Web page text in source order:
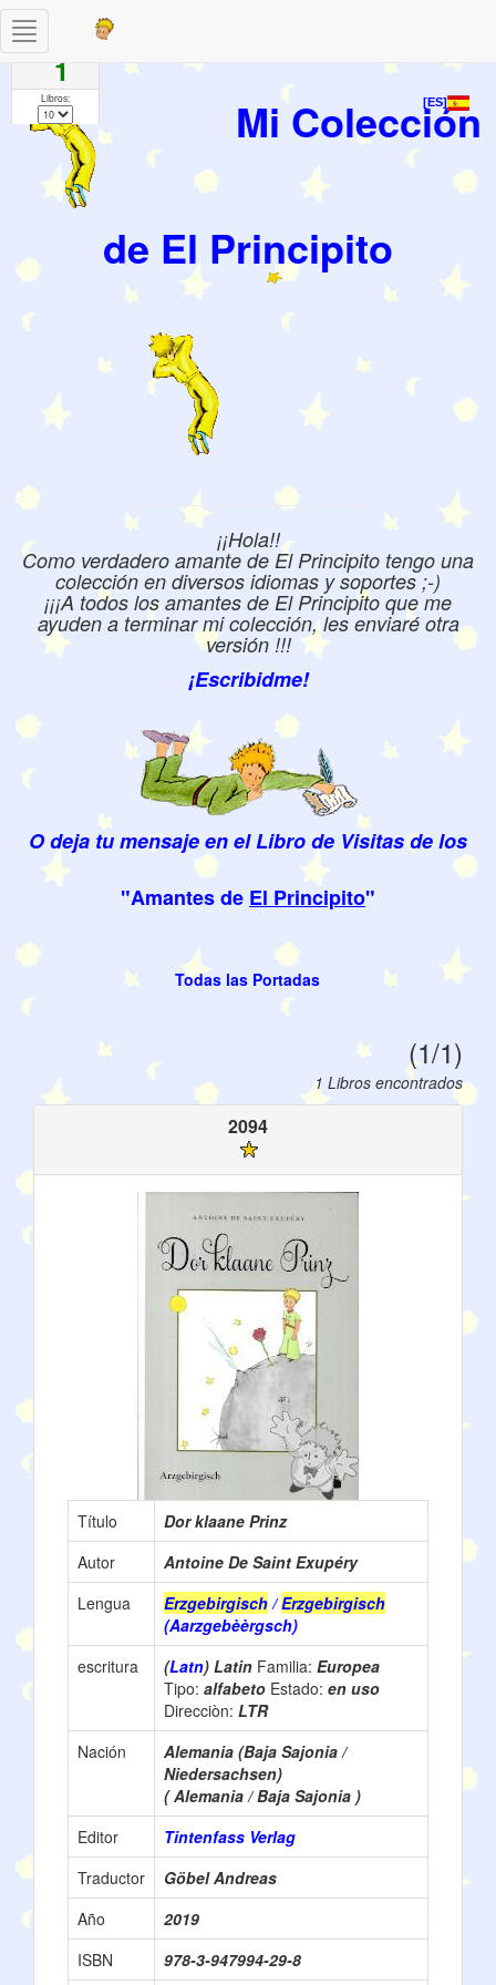
[ES]
Mi Colección
de El Principito
¡¡Hola!!
Como verdadero amante de El Principito tengo una
colección en diversos idiomas y soportes ;-)
¡¡¡A todos los amantes de El Principito que me
ayuden a terminar mi colección, les enviaré otra
versión !!!
¡Escribidme!
O deja tu mensaje en el Libro de Visitas de los
"Amantes de El Principito"
Todas las Portadas
Toggle
navigation
(1/1)
1 Libros encontrados
Paginas
1
Libros:
2094
Título
Dor klaane Prinz
Autor
Antoine De Saint Exupéry
Lengua
Erzgebirgisch/Erzgebirgisch
(Aarzgebèèrgsch)
escritura
(Latn) Latin Familia: Europea
Tipo: alfabeto Estado: en uso
Direcciòn: LTR
Nación
Alemania (Baja Sajonia /
Niedersachsen)
( Alemania / Baja Sajonia )
Editor
Tintenfass Verlag
Traductor
Göbel Andreas
Año
2019
ISBN
978-3-947994-29-8